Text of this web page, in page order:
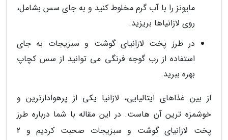
مایونز را با آب گرم مخلوط کنید و به جای سس بشامل،
روی لازانیاها بریزید.
در طرز پخت لازانیای گوشت و سبزیجات به جای
استفاده از رب گوجه فرنگی می توانید از سس کچاپ
بهره ببرید.
از بین غذاهای ایتالیایی، لازانیا یکی از پرهوادارترین و
خوشمزه ترین آن هاست. در این مقاله با شما درباره طرز
پخت لازانیای گوشت و سبزیجات صحبت کردیم و 2